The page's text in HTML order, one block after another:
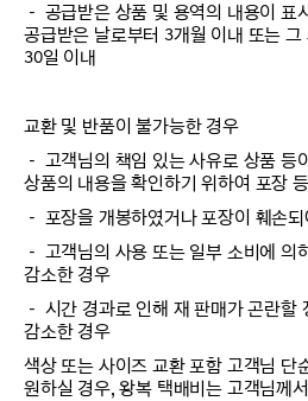
－ 공급받은 상품 및 용역의 내용이 표
공급받은 날로부터 3개월 이내 또는
30일 이내
교환 및 반품이 불가능한 경우
－ 고객님의 책임 있는 사유로 상품 등
상품의 내용을 확인하기 위하여 포장
－ 포장을 개봉하였거나 포장이 훼손
－ 고객님의 사용 또는 일부 소비에 의
감소한 경우
－ 시간 경과로 인해 재 판매가 곤란할
감소한 경우
색상 또는 사이즈 교환 포함 고객님 단
원하실 경우, 왕복 택배비는 고객님께